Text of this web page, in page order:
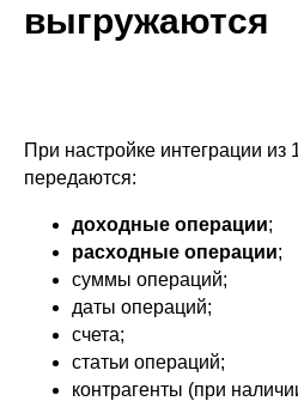
выгружаются
При настройке интеграции из
передаются:
доходные операции;
расходные операции;
суммы операций;
даты операций;
счета;
статьи операций;
контрагенты (при